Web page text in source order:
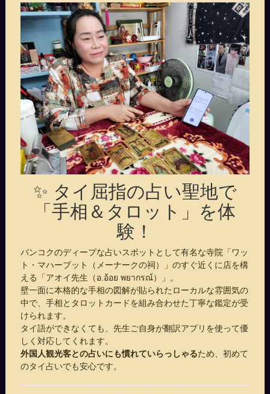
✨ タイ屈指の占い聖地で
「手相＆タロット」を体
験！
バンコクのディープな占いスポットとして有名な寺院「ワッ
ト・マハーブット（メーナークの祠）」のすぐ近くに店を構
える「アオイ先生（อ.อ้อย พยากรณ์）」。
壁一面に本格的な手相の図解が貼られたローカルな雰囲気の
中で、手相とタロットカードを組み合わせた丁寧な鑑定が受
けられます。
タイ語ができなくても、先生ご自身が翻訳アプリを使って優
しく対応してくれます。
外国人観光客との占いにも慣れていらっしゃるため、初めて
のタイ占いでも安心です。